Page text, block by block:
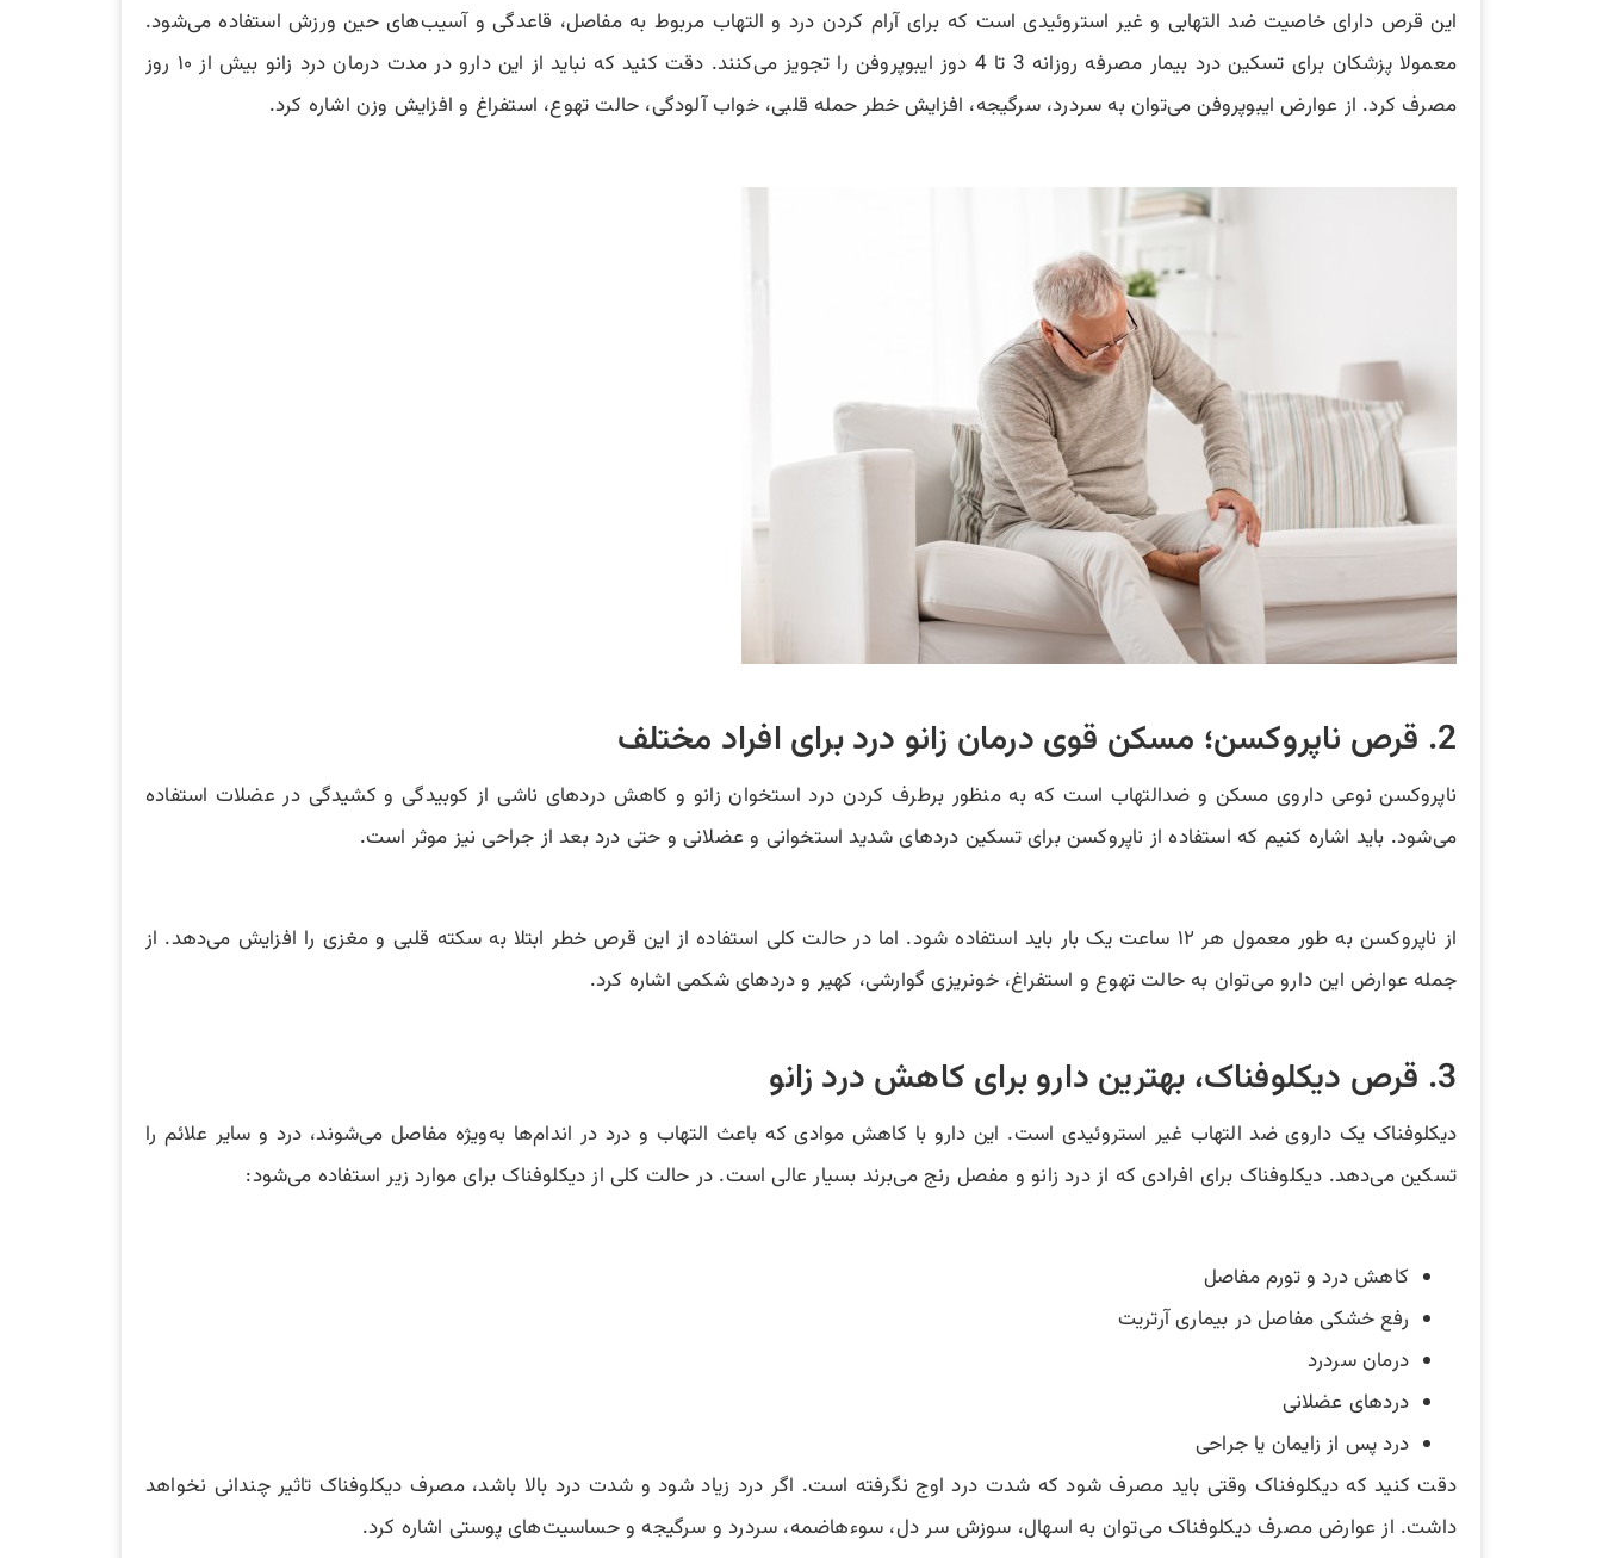
این قرص دارای خاصیت ضد التهابی و غیر استروئیدی است که برای آرام کردن درد و التهاب مربوط به مفاصل، قاعدگی و آسیب‌های حین ورزش استفاده می‌شود.
معمولا پزشکان برای تسکین درد بیمار مصرفه روزانه 3 تا 4 دوز ایبوپروفن را تجویز می‌کنند. دقت کنید که نباید از این دارو در مدت درمان درد زانو بیش از ۱۰ روز
مصرف کرد. از عوارض ایبوپروفن می‌توان به سردرد، سرگیجه، افزایش خطر حمله قلبی، خواب آلودگی، حالت تهوع، استفراغ و افزایش وزن اشاره کرد.
2. قرص ناپروکسن؛ مسکن قوی درمان زانو درد برای افراد مختلف
ناپروکسن نوعی داروی مسکن و ضدالتهاب است که به منظور برطرف کردن درد استخوان زانو و کاهش دردهای ناشی از کوبیدگی و کشیدگی در عضلات استفاده
می‌شود. باید اشاره کنیم که استفاده از ناپروکسن برای تسکین دردهای شدید استخوانی و عضلانی و حتی درد بعد از جراحی نیز موثر است.
از ناپروکسن به طور معمول هر ۱۲ ساعت یک بار باید استفاده شود. اما در حالت کلی استفاده از این قرص خطر ابتلا به سکته قلبی و مغزی را افزایش می‌دهد. از
جمله عوارض این دارو می‌توان به حالت تهوع و استفراغ، خونریزی گوارشی، کهیر و دردهای شکمی اشاره کرد.
3. قرص دیکلوفناک، بهترین دارو برای کاهش درد زانو
دیکلوفناک یک داروی ضد التهاب غیر استروئیدی است. این دارو با کاهش موادی که باعث التهاب و درد در اندام‌ها به‌ویژه مفاصل می‌شوند، درد و سایر علائم را
تسکین می‌دهد. دیکلوفناک برای افرادی که از درد زانو و مفصل رنج می‌برند بسیار عالی است. در حالت کلی از دیکلوفناک برای موارد زیر استفاده می‌شود:
کاهش درد و تورم مفاصل
رفع خشکی مفاصل در بیماری آرتریت
درمان سردرد
دردهای عضلانی
درد پس از زایمان یا جراحی
دقت کنید که دیکلوفناک وقتی باید مصرف شود که شدت درد اوج نگرفته است. اگر درد زیاد شود و شدت درد بالا باشد، مصرف دیکلوفناک تاثیر چندانی نخواهد
داشت. از عوارض مصرف دیکلوفناک می‌توان به اسهال، سوزش سر دل، سوءهاضمه، سردرد و سرگیجه و حساسیت‌های پوستی اشاره کرد.